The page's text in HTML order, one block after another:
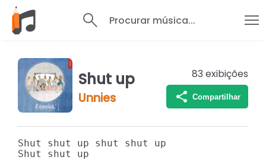
Procurar música...
Shut up
Unnies
83 exibições
Compartilhar
Shut shut up shut shut up
Shut shut up